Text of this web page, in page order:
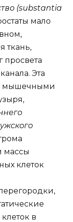
(substantia
мало
ткань,
просвета
Эта
мышечными
массы
клеток
в